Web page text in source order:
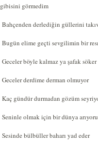
gibisini görmedim
Bahçenden derlediğin güllerini
Bugün elime geçti sevgilimin bir
Geceler böyle kalmaz ya şafak
Geceler derdime derman olmuyor
Kaç gündür durmadan gözüm
Seninle olmak için bir dünya
Sesinde bülbüller baharı yad eder